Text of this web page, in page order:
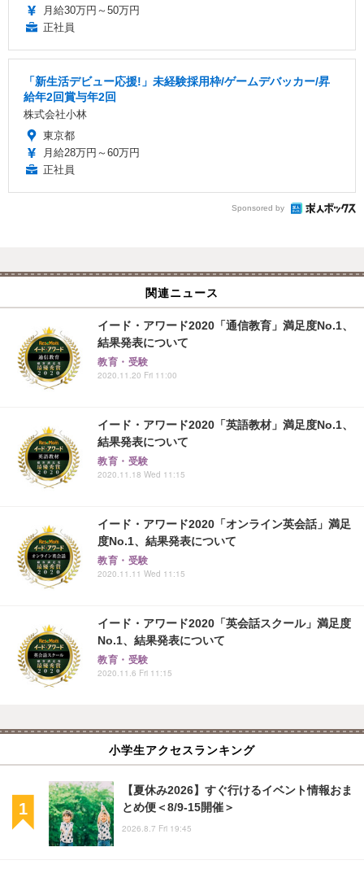
月給30万円～50万円
正社員
「新生活デビュー応援!」未経験採用枠/ゲームデバッカー/昇
給年2回賞与年2回
株式会社小林
東京都
月給28万円～60万円
正社員
Sponsored by
関連ニュース
イード・アワード2020「通信教育」満足度No.1、
結果発表について
教育・受験
2020.11.20 Fri 11:00
イード・アワード2020「英語教材」満足度No.1、
結果発表について
教育・受験
2020.11.18 Wed 11:15
イード・アワード2020「オンライン英会話」満足
度No.1、結果発表について
教育・受験
2020.11.11 Wed 11:15
イード・アワード2020「英会話スクール」満足度
No.1、結果発表について
教育・受験
2020.11.6 Fri 11:15
小学生アクセスランキング
【夏休み2026】すぐ行けるイベント情報おま
とめ便＜8/9-15開催＞
2026.8.7 Fri 19:45